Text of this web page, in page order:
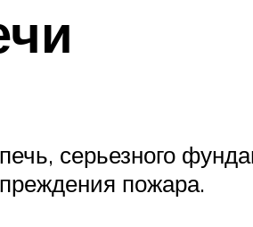
серьезного
пожара.